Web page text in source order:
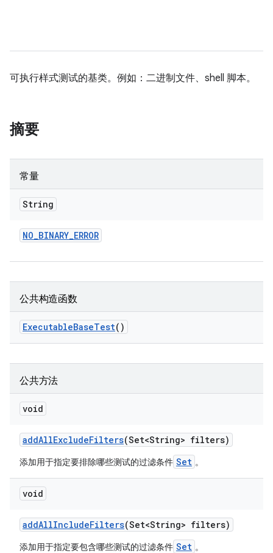
可执行样式测试的基类。例如：二进制文件、shell 脚本。
摘要
常量
String
NO_BINARY_ERROR
公共构造函数
ExecutableBaseTest()
公共方法
void
addAllExcludeFilters(Set<String> filters)
添加用于指定要排除哪些测试的过滤条件 Set 。
void
addAllIncludeFilters(Set<String> filters)
添加用于指定要包含哪些测试的过滤条件 Set 。